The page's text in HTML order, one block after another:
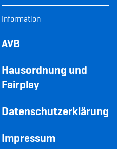
Information
AVB
Hausordnung und
Fairplay
Datenschutzerklärung
Impressum